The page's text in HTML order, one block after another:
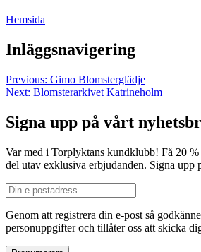
Hemsida
Inläggsnavigering
Previous: Gimo Blomsterglädje
Next: Blomsterarkivet Katrineholm
Signa upp på vårt
Var med i Torplyktans kundklubb! Få 20 %
del utav exklusiva erbjudanden. Signa upp
Genom att registrera din e-post så
personuppgifter och tillåter oss att skicka